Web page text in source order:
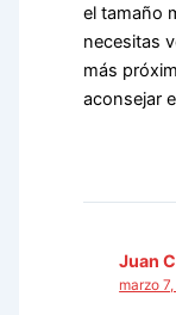
el tamaño
necesitas
más
aconsejar
Juan
marzo